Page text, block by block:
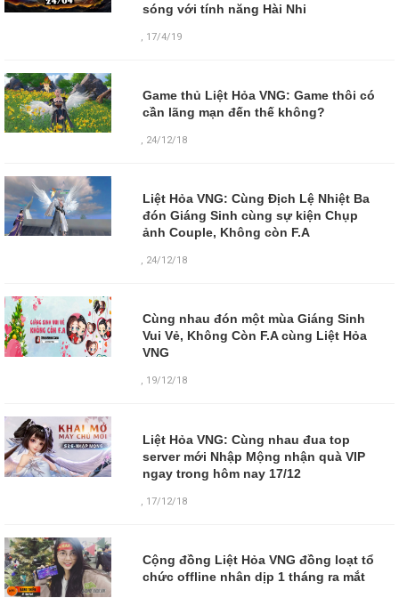
sóng với tính năng Hài Nhi
, 17/4/19
Game thủ Liệt Hỏa VNG: Game thôi có
cần lãng mạn đến thế không?
, 24/12/18
Liệt Hỏa VNG: Cùng Địch Lệ Nhiệt Ba
đón Giáng Sinh cùng sự kiện Chụp
ảnh Couple, Không còn F.A
, 24/12/18
Cùng nhau đón một mùa Giáng Sinh
Vui Vẻ, Không Còn F.A cùng Liệt Hỏa
VNG
, 19/12/18
Liệt Hỏa VNG: Cùng nhau đua top
server mới Nhập Mộng nhận quà VIP
ngay trong hôm nay 17/12
, 17/12/18
Cộng đồng Liệt Hỏa VNG đồng loạt tổ
chức offline nhân dịp 1 tháng ra mắt